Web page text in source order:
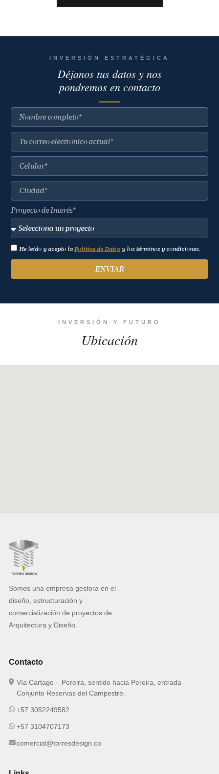
INVERSIÓN ESTRATÉGICA
Déjanos tus datos y nos
pondremos en contacto
Proyecto de Interés*
He leído y acepto la Política de Datos y los términos y condiciones.
ENVIAR
INVERSIÓN Y FUTURO
Ubicación
Somos una empresa gestora en el
diseño, estructuración y
comercialización de proyectos de
Arquitectura y Diseño.
Contacto
Vía Cartago – Pereira, sentido hacia Pereira, entrada
Conjunto Reservas del Campestre.
+57 3052249582
+57 3104707173
comercial@torresdesign.co